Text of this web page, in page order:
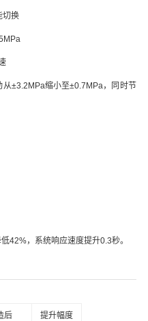
切换
±3.2MPa缩小至±0.7MPa，同时节
42%，系统响应速度提升0.3秒。
后 提升幅度